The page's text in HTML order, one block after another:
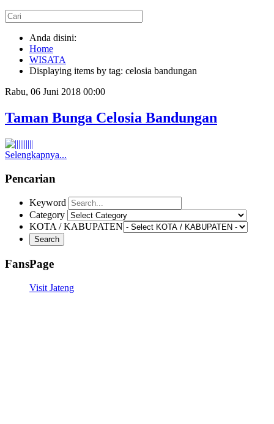
Anda disini:
Home
WISATA
Displaying items by tag: celosia bandungan
Rabu, 06 Juni 2018 00:00
Taman Bunga Celosia Bandungan
Selengkapnya...
Pencarian
Keyword
Category
KOTA / KABUPATEN
FansPage
Visit Jateng